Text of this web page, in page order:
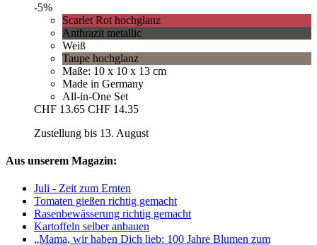
-5%
Scarlet Rot hochglanz
Anthrazit metallic
Weiß
Taupe hochglanz
Maße: 10 x 10 x 13 cm
Made in Germany
All-in-One Set
CHF 13.65 CHF 14.35
Zustellung bis 13. August
Aus unserem Magazin:
Juli - Zeit zum Ernten
Tomaten gießen richtig gemacht
Rasenbewässerung richtig gemacht
Kartoffeln selber anbauen
„Mama, wir haben Dich lieb: 100 Jahre Blumen zum